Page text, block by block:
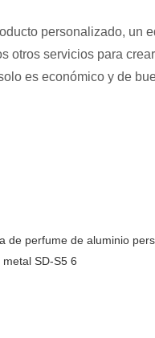
personalizado, un
otros servicios para
es económico y de